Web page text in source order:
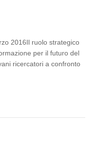
2016Il ruolo strategico
per il futuro del
ricercatori a confronto